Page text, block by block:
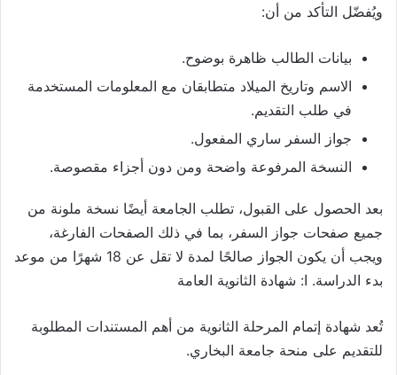
ويُفضّل التأكد من أن:
بيانات الطالب ظاهرة بوضوح.
الاسم وتاريخ الميلاد متطابقان مع المعلومات المستخدمة
في طلب التقديم.
جواز السفر ساري المفعول.
النسخة المرفوعة واضحة ومن دون أجزاء مقصوصة.
بعد الحصول على القبول، تطلب الجامعة أيضًا نسخة ملونة من
جميع صفحات جواز السفر، بما في ذلك الصفحات الفارغة،
ويجب أن يكون الجواز صالحًا لمدة لا تقل عن 18 شهرًا من موعد
بدء الدراسة. ا: شهادة الثانوية العامة
تُعد شهادة إتمام المرحلة الثانوية من أهم المستندات المطلوبة
للتقديم على منحة جامعة البخاري.